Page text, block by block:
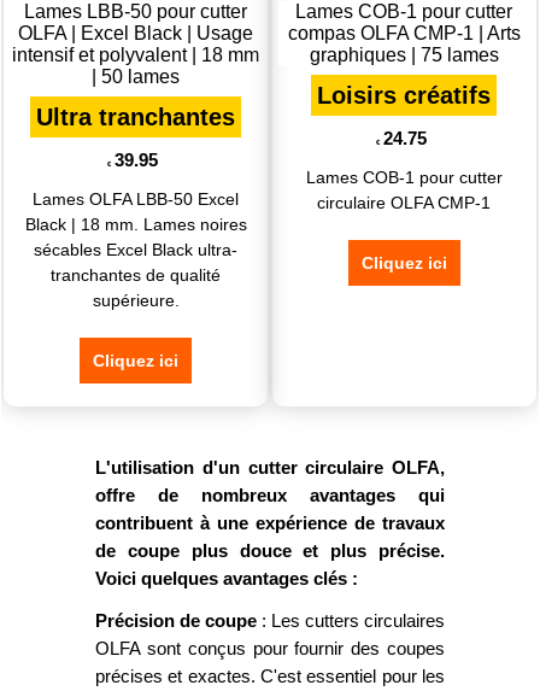
Lames LBB-50 pour cutter
OLFA | Excel Black | Usage
intensif et polyvalent | 18 mm
| 50 lames
Ultra tranchantes
€ 39.95
Lames OLFA LBB-50 Excel
Black | 18 mm. Lames noires
sécables Excel Black ultra-
tranchantes de qualité
supérieure.
Cliquez ici
Lames COB-1 pour cutter
compas OLFA CMP-1 | Arts
graphiques | 75 lames
Loisirs créatifs
€ 24.75
Lames COB-1 pour cutter
circulaire OLFA CMP-1
Cliquez ici
L'utilisation d'un cutter circulaire OLFA,
offre de nombreux avantages qui
contribuent à une expérience de travaux
de coupe plus douce et plus précise.
Voici quelques avantages clés :
Précision de coupe : Les cutters circulaires
OLFA sont conçus pour fournir des coupes
précises et exactes. C'est essentiel pour les